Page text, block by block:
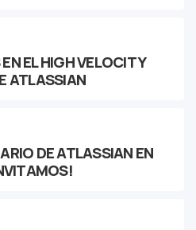
EL HIGH VELOCITY
ATLASSIAN
DE ATLASSIAN EN